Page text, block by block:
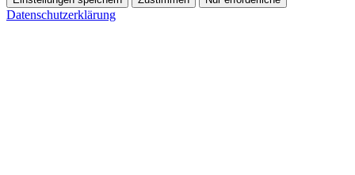
Datenschutzerklärung